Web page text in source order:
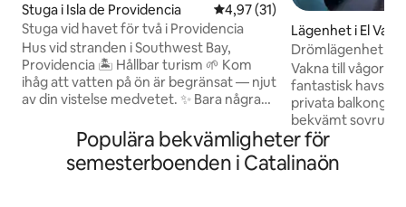
Stuga i Isla de Providencia 4,97 av 5 i genomsnittligt
4,97 (31)
Stuga vid havet för två i Providencia
Hus vid stranden i Southwest Bay,
Providencia 🏝️ Hållbar turism 🌱 Kom
ihåg att vatten på ön är begränsat — njut
av din vistelse medvetet. ✨ Bara några
Queen-säng ✨ Terrass med 2 solstolar,
en bänk och ett bord ✨ Privat badrum ✨
Utomhusdusch omgiven av natur 🌿🚿 ✨
Lägenhet i El Valle
Drömlägenhet
Vakna till
fantastisk
privata balkong.
bekvämt sovrum
ett fullt utrustat
utrymme perfekt
havsbrisen.
Populära bekvämligheter för
semesterboenden i Catalinaön